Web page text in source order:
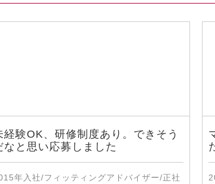
経験OK、研修制度あり。できそう
なと思い応募しました
年入社/フィッティングアドバイザー/正社